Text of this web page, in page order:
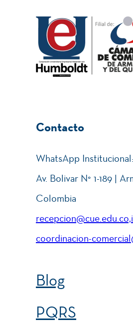
Contacto
WhatsApp Institucional:
Av. Bolivar N° 1-189 |
Colombia
coordinacion-
Blog
PQRS